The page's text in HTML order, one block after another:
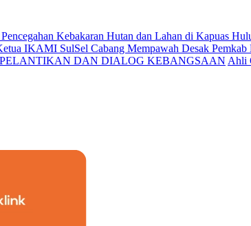
Kebakaran Hutan dan Lahan di Kapuas
IKAMI SulSel Cabang Mempawah Desak
DAN DIALOG KEBANGSAAN Ahli